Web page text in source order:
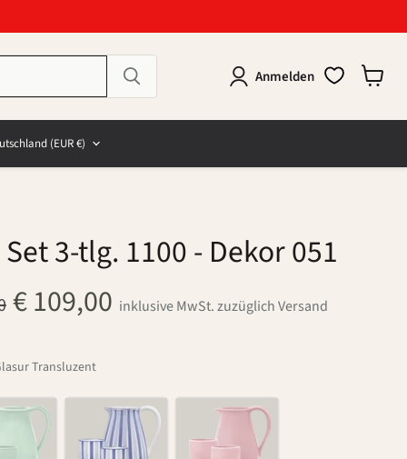
Anmelden
(EUR €)
3-tlg. 1100- Dekor 051
Preis
Aktueller Preis
€ 109,00 inklusive MwSt. zuzüglich Versand
Transluzent